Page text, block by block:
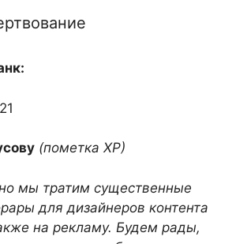
(пометка ХР)
мы тратим существенные
для дизайнеров контента
на рекламу. Будем рады,